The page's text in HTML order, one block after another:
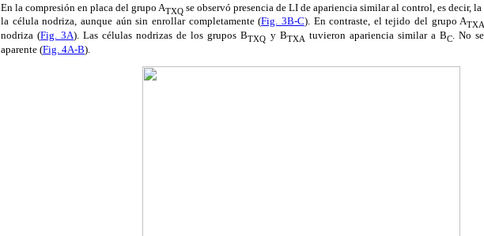
En la compresión en placa del grupo ATXQ se observó presencia de LI de apariencia similar al control, es decir,
la célula nodriza, aunque aún sin enrollar completamente (Fig. 3B-C). En contraste, el tejido del grupo ATXA
nodriza (Fig. 3A). Las células nodrizas de los grupos BTXQ y BTXA tuvieron apariencia similar a BC. No
aparente (Fig. 4A-B).